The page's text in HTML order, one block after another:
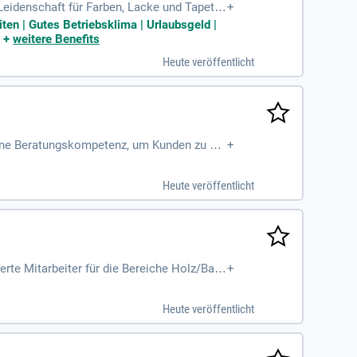
für Farben, Lacke und Tapete
tragen aktiv zum Erfolg uns
Maler- und Renovierungszubehör zu
geht das!
+
| Gutes Betriebsklima | Urlaubsgeld |
+weitere Benefits
Heute veröffentlicht
Beratungskompetenz, um Kunden zu be +
Heute veröffentlicht
Mitarbeiter für die Bereiche Holz/Bau
Ihnen die Möglichkeit, in einem mar
exzellenten Kundenservice. Bei uns pro
+
Heute veröffentlicht